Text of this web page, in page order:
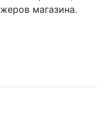
магазина.